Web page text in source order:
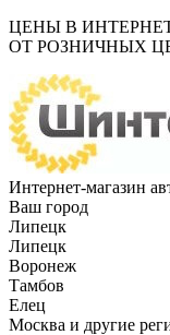
ЦЕНЫ В
ОТ РОЗНИЧНЫХ
Интернет-магазин
Ваш город
Липецк
Липецк
Воронеж
Тамбов
Елец
Москва и другие